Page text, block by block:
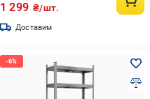
1 299 ₴/шт.
Доставим